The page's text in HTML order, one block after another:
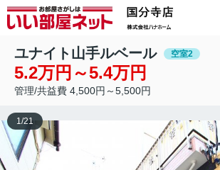
ユナイト山手ルベール 空室2
5.2万円～5.4万円
管理/共益費 4,500円～5,500円
1/21